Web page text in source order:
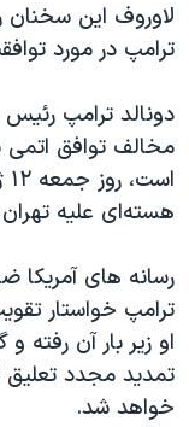
صفحه‌های ویژه
لاوروف این سخنان
ترامپ در مورد
دونالد ترامپ رئیس
هسته‌ای علیه
رسانه های آمریکا
ترامپ خواستار
تمدید مجدد تعلیق
خواهد شد.